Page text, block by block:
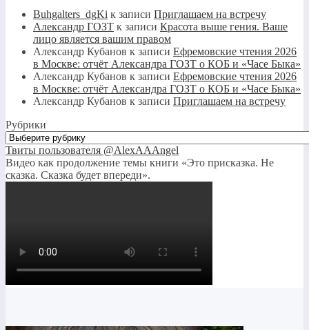
Buhgalters_dgKi к записи Приглашаем на встречу
Александр ГОЗТ к записи Красота выше гения. Ваше
лицо является вашим правом
Александр Кубанов к записи Ефремовские чтения 2026
в Москве: отчёт Александра ГОЗТ о КОБ и «Часе Быка»
Александр Кубанов к записи Ефремовские чтения 2026
в Москве: отчёт Александра ГОЗТ о КОБ и «Часе Быка»
Александр Кубанов к записи Приглашаем на встречу
Рубрики
Рубрики
Твиты пользователя @AlexAAAngel
Видео как продолжение темы книги «Это присказка. Не
сказка. Сказка будет впереди».